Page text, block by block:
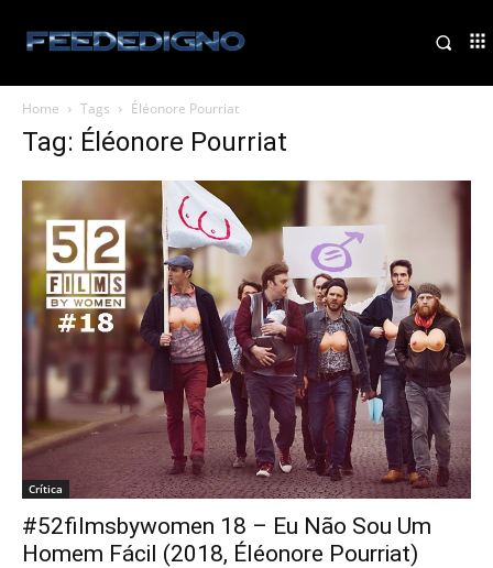
Home Tags Éléonore Pourriat
Tag: Éléonore Pourriat
Crítica
#52filmsbywomen 18 – Eu Não Sou Um
Homem Fácil (2018, Éléonore Pourriat)